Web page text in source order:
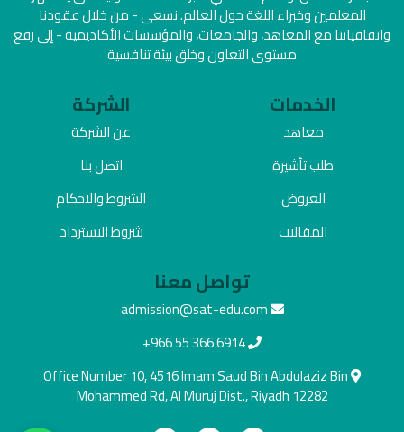
المعلمين وخبراء اللغة حول العالم. نسعى - من خلال عقودنا
واتفاقياتنا مع المعاهد، والجامعات، والمؤسسات الأكاديمية - إلى رفع
مستوى التعاون وخلق بيئة تنافسية
الخدمات
معاهد
طلب تأشيرة
العروض
المقالات
الشركة
عن الشركة
اتصل بنا
الشروط والاحكام
شروط الاسترداد
تواصل معنا
admission@sat-edu.com
+966 55 366 6914
Office Number 10, 4516 Imam Saud Bin Abdulaziz Bin
Mohammed Rd, Al Muruj Dist., Riyadh 12282